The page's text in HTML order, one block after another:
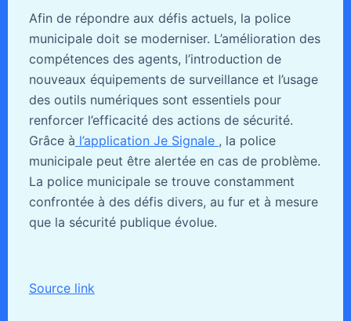
Afin de répondre aux défis actuels, la police
municipale doit se moderniser. L’amélioration des
compétences des agents, l’introduction de
nouveaux équipements de surveillance et l’usage
des outils numériques sont essentiels pour
renforcer l’efficacité des actions de sécurité.
Grâce à l’application Je Signale , la police
municipale peut être alertée en cas de problème.
La police municipale se trouve constamment
confrontée à des défis divers, au fur et à mesure
que la sécurité publique évolue.
Source link